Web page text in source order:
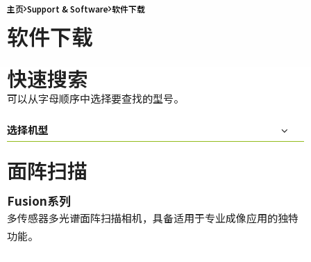
主页 Support & Software 软件下载
软件下载
快速搜索
可以从字母顺序中选择要查找的型号。
选择机型
面阵扫描
Fusion系列
多传感器多光谱面阵扫描相机，具备适用于专业成像应用的独特
功能。